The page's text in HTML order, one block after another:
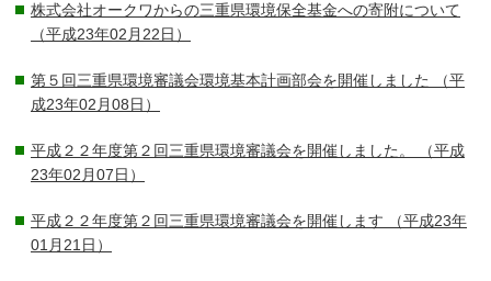
株式会社オークワからの三重県環境保全基金への寄附について
（平成23年02月22日）
第５回三重県環境審議会環境基本計画部会を開催しました
（平
成23年02月08日）
平成２２年度第２回三重県環境審議会を開催しました。
（平成
23年02月07日）
平成２２年度第２回三重県環境審議会を開催します （平成23年
01月21日）